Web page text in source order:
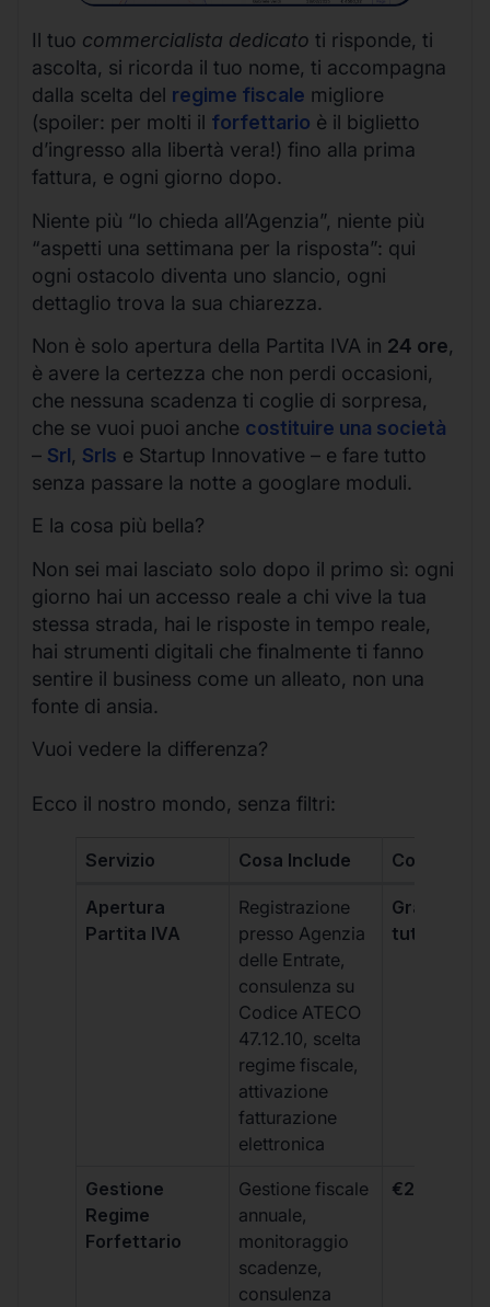
Il tuo commercialista dedicato ti risponde, ti
ascolta, si ricorda il tuo nome, ti accompagna
dalla scelta del regime fiscale migliore
(spoiler: per molti il forfettario è il biglietto
d’ingresso alla libertà vera!) fino alla prima
fattura, e ogni giorno dopo.
Niente più “lo chieda all’Agenzia”, niente più
“aspetti una settimana per la risposta”: qui
ogni ostacolo diventa uno slancio, ogni
dettaglio trova la sua chiarezza.
Non è solo apertura della Partita IVA in 24 ore,
è avere la certezza che non perdi occasioni,
che nessuna scadenza ti coglie di sorpresa,
che se vuoi puoi anche costituire una società
– Srl, Srls e Startup Innovative – e fare tutto
senza passare la notte a googlare moduli.
E la cosa più bella?
Non sei mai lasciato solo dopo il primo sì: ogni
giorno hai un accesso reale a chi vive la tua
stessa strada, hai le risposte in tempo reale,
hai strumenti digitali che finalmente ti fanno
sentire il business come un alleato, non una
fonte di ansia.
Vuoi vedere la differenza?
Ecco il nostro mondo, senza filtri:
Servizio Cosa Include Costo
Apertura
Partita IVA
Registrazione
presso Agenzia
delle Entrate,
consulenza su
Codice ATECO
47.12.10, scelta
regime fiscale,
attivazione
fatturazione
elettronica
Gratis,
tutti i piani
Gestione
Regime
Forfettario
Gestione fiscale
annuale,
monitoraggio
scadenze,
consulenza
€264 +